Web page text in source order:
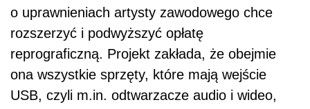
drodze rozporządzenia również o inne
urządzenia.
Jak podaje Instytut Staszica, dziś – według
resortu kultury – wpływy z opłaty
reprograficznej wynoszą ok. 7 mln zł, choć